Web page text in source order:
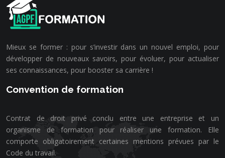
Mieux se former : pour s’investir dans un nouvel emploi, pour
développer de nouveaux savoirs, pour évoluer, pour actualiser
ses connaissances, pour booster sa carrière !
Convention de formation
Contrat de droit privé conclu entre une entreprise et un
organisme de formation pour réaliser une formation. Elle
comporte obligatoirement certaines mentions prévues par le
Code du travail.